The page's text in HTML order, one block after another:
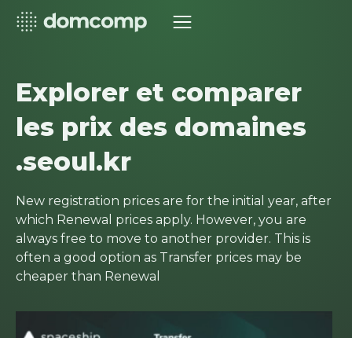
Explorer et comparer
les prix des domaines
.seoul.kr
New registration prices are for the initial year, after
which Renewal prices apply. However, you are
always free to move to another provider. This is
often a good option as Transfer prices may be
cheaper than Renewal